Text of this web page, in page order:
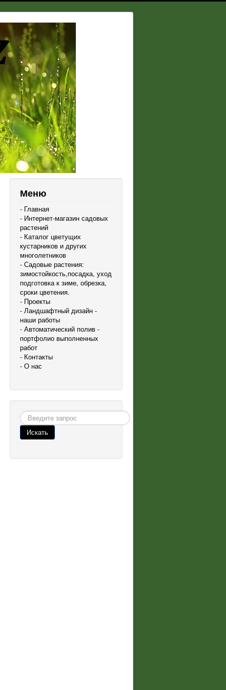
Меню
- Главная
- Интернет-магазин садовых
растений
- Каталог цветущих
кустарников и других
многолетников
- Садовые растения:
зимостойкость,посадка, уход
подготовка к зиме, обрезка,
сроки цветения.
- Проекты
- Ландшафтный дизайн -
наши работы
- Автоматический полив -
портфолио выполненных
работ
- Контакты
- О нас
Поиск
Искать